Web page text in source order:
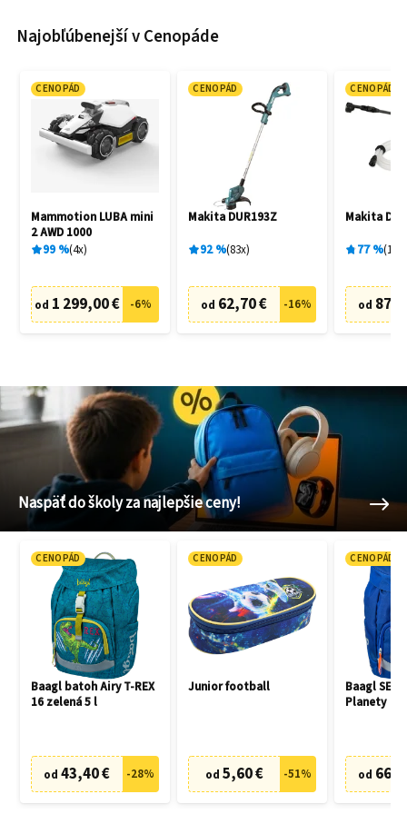
Najobľúbenejší v Cenopáde
CENOPÁD
Mammotion LUBA mini
2 AWD 1000
99% 4x
od 1 299,00 € -6%
CENOPÁD
Makita DUR193Z
92% 83x
od 62,70 € -16%
CENOPÁD
Makita
77% 19
od
Naspäť do školy za najlepšie ceny!
CENOPÁD
Baagl batoh Airy T-REX
16 zelená 5 l
od 43,40 € -28%
CENOPÁD
Junior football
od 5,60 € -51%
CENOPÁD
Baagl SET
Planety
od